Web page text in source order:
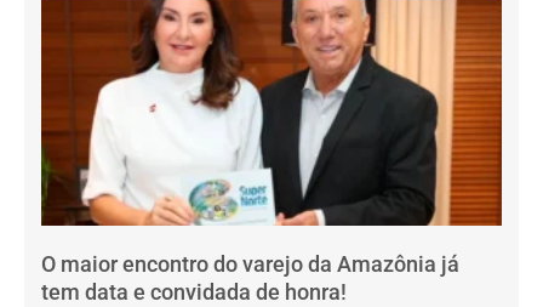
O maior encontro do varejo da Amazônia já
tem data e convidada de honra!